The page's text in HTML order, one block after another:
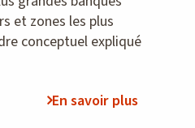
et zones les plus
conceptuel expliqué
En savoir plus